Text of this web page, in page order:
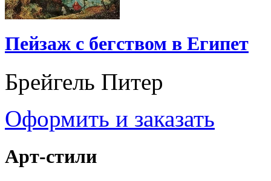
Пейзаж с бегством в Египет
Брейгель Питер
Оформить и заказать
Арт-стили